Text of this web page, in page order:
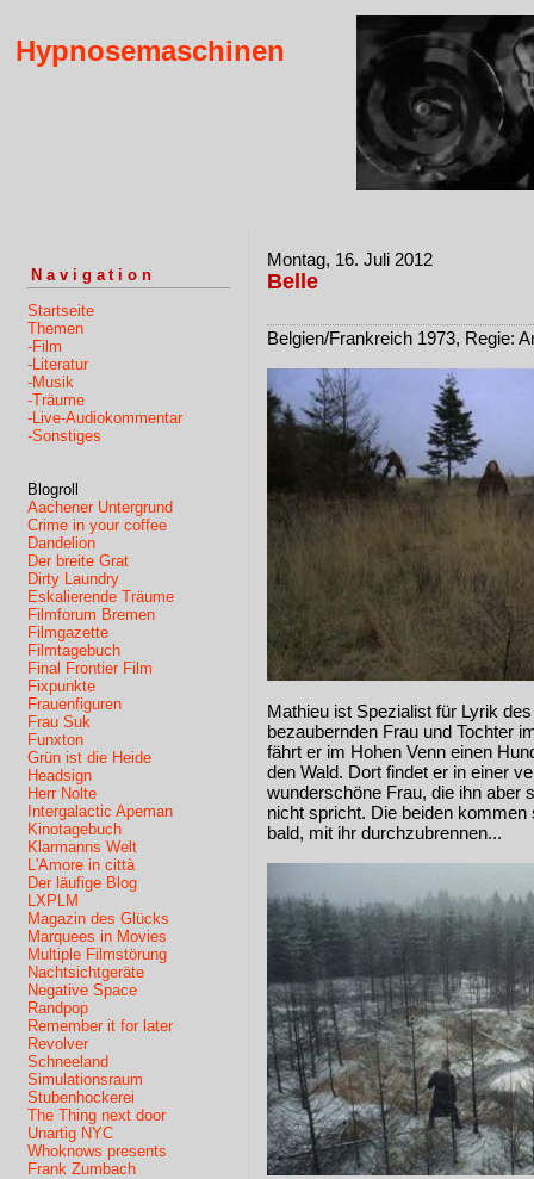
Hypnosemaschinen
Navigation
Startseite
Themen
-Film
-Literatur
-Musik
-Träume
-Live-Audiokommentar
-Sonstiges
Blogroll
Aachener Untergrund
Crime in your coffee
Dandelion
Der breite Grat
Dirty Laundry
Eskalierende Träume
Filmforum Bremen
Filmgazette
Filmtagebuch
Final Frontier Film
Fixpunkte
Frauenfiguren
Frau Suk
Funxton
Grün ist die Heide
Headsign
Herr Nolte
Intergalactic Apeman
Kinotagebuch
Klarmanns Welt
L'Amore in città
Der läufige Blog
LXPLM
Magazin des Glücks
Marquees in Movies
Multiple Filmstörung
Nachtsichtgeräte
Negative Space
Randpop
Remember it for later
Revolver
Schneeland
Simulationsraum
Stubenhockerei
The Thing next door
Unartig NYC
Whoknows presents
Frank Zumbach
Montag, 16. Juli 2012
Belle
Belgien/Frankreich 1973, Regie:
Mathieu ist Spezialist für Lyrik
bezaubernden Frau und Tochter
fährt er im Hohen Venn einen
den Wald. Dort findet er in einer
wunderschöne Frau, die ihn aber
nicht spricht. Die beiden
bald, mit ihr durchzubrennen...